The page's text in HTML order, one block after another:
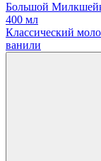
Большой
400 мл
Классический
ванили